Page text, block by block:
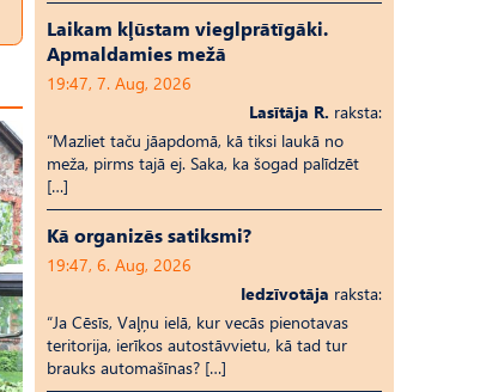
Laikam kļūstam vieglprātīgāki.
Apmaldamies mežā
19:47, 7. Aug, 2026
Lasītāja R. raksta:
“Mazliet taču jāapdomā, kā tiksi laukā no
meža, pirms tajā ej. Saka, ka šogad palīdzēt
[…]
Kā organizēs satiksmi?
19:47, 6. Aug, 2026
Iedzīvotāja raksta:
“Ja Cēsīs, Vaļņu ielā, kur vecās pienotavas
teritorija, ierīkos autostāvvietu, kā tad tur
brauks automašīnas? […]